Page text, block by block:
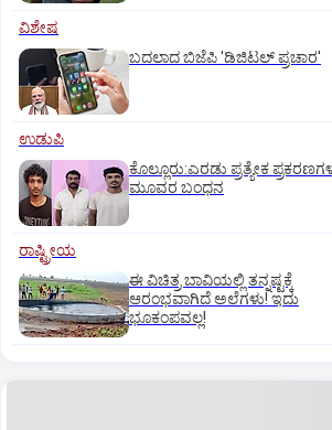
ವಿಶೇಷ
ಬದಲಾದ ಬಿಜೆಪಿ 'ಡಿಜಿಟಲ್‌ ಪ್ರಚಾರ'
ಉಡುಪಿ
ಕೊಲ್ಲೂರು:ಎರಡು ಪ್ರತ್ಯೇಕ
ಮೂವರ ಬಂಧನ
ರಾಷ್ಟ್ರೀಯ
ಈ ವಿಚಿತ್ರ ಬಾವಿಯಲ್ಲಿ ತನ್ನಷ್ಟಕ್ಕೆ
ಆರಂಭವಾಗಿದೆ ಅಲೆಗಳು! ಇದು
ಭೂಕಂಪವಲ್ಲ!